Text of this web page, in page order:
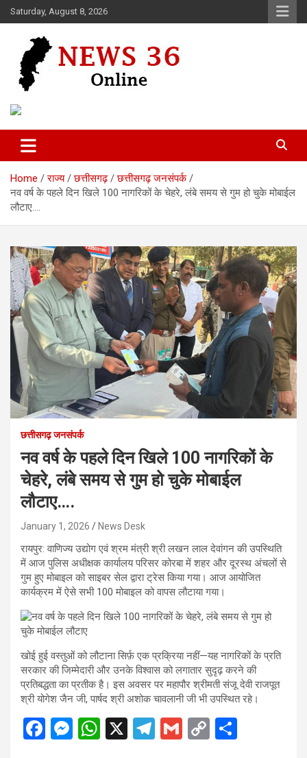
Skip
to
Saturday, August 8, 2026
News 36
Home राज्य छत्तीसगढ़
छत्तीसगढ़ जनसंपर्क
नव वर्ष के पहले दिन खिले 100 नागरिकों के चेहरे, लंबे समय से गुम हो चुके मोबाईल
लौटाए….
छत्तीसगढ़ जनसंपर्क
नव वर्ष के पहले दिन खिले 100 नागरिकों के
चेहरे, लंबे समय से गुम हो चुके मोबाईल
लौटाए….
January 1, 2026 News Desk
रायपुर: वाणिज्य उद्योग एवं श्रम मंत्री श्री लखन लाल देवांगन की उपस्थिति
में आज पुलिस अधीक्षक कार्यालय परिसर कोरबा में शहर और दूरस्थ अंचलों से
गुम हुए मोबाइल को साइबर सेल द्वारा ट्रेस किया गया। आज आयोजित
कार्यक्रम में ऐसे सभी 100 मोबाइल को वापस लौटाया गया।
खोई हुई वस्तुओं को लौटाना सिर्फ़ एक प्रक्रिया नहीं—यह नागरिकों के प्रति
सरकार की जिम्मेदारी और उनके विश्वास को लगातार सुदृढ़ करने की
प्रतिबद्धता का प्रतीक है। इस अवसर पर महापौर श्रीमती संजू देवी राजपूत
श्री योगेश जैन जी, पार्षद श्री अशोक चावलानी जी भी उपस्थित रहे।
F
M W X
T
G
C